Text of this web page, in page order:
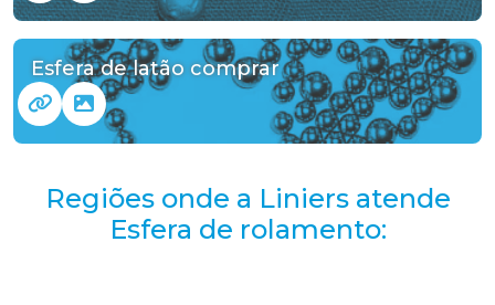
Esfera de latão comprar
Regiões onde a Liniers atende
Esfera de rolamento: